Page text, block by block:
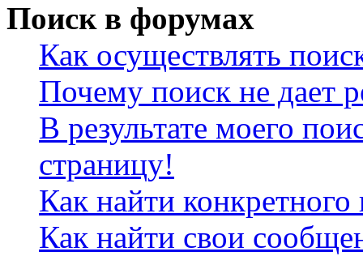
Поиск в форумах
Как осуществлять
Почему поиск не дает
В результате моего
страницу!
Как найти конкретного
Как найти свои